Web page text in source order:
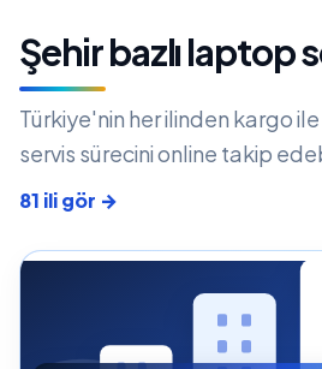
Şehir bazlı laptop
Türkiye'nin her ilinden kargo
servis sürecini online takip
81 ili gör →